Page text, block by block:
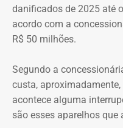
danificados de 2025 até
acordo com a
R$ 50 milhões.
Segundo a
custa,
acontece alguma
são esses aparelhos